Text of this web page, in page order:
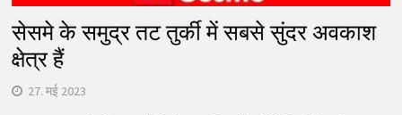
सेसमे के समुद्र तट तुर्की में सबसे सुंदर अवकाश
क्षेत्र हैं
27. मई 2023